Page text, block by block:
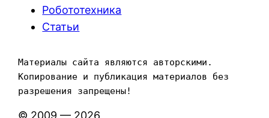
Робототехника
Статьи
Материалы сайта являются авторскими.
Копирование и публикация материалов без
разрешения запрещены!
© 2009 — 2026